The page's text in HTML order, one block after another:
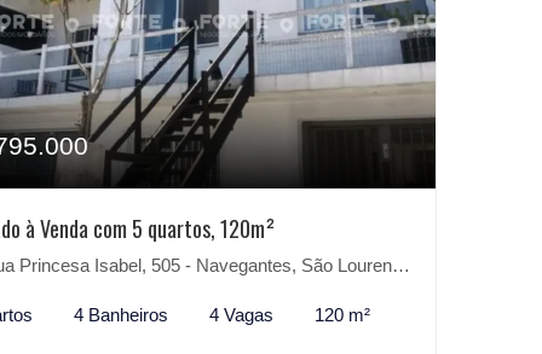
à Venda com 5 quartos, 120m²
Princesa Isabel, 505 - Navegantes, São Lourenço do Sul-RS
4 Banheiros 4 Vagas 120 m²